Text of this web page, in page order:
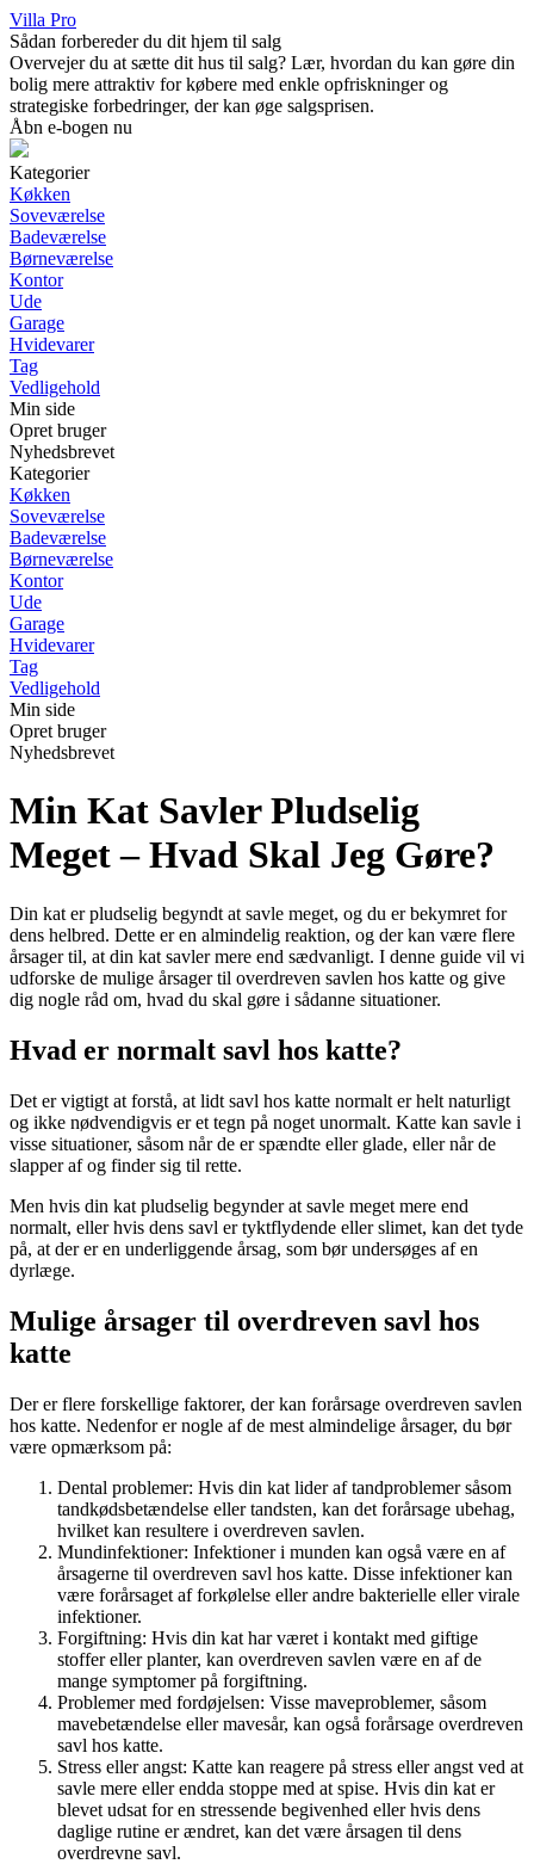
Villa Pro
Sådan forbereder du dit hjem til salg
Overvejer du at sætte dit hus til salg? Lær, hvordan du kan gøre din
bolig mere attraktiv for købere med enkle opfriskninger og
strategiske forbedringer, der kan øge salgsprisen.
Åbn e-bogen nu
Kategorier
Køkken
Soveværelse
Badeværelse
Børneværelse
Kontor
Ude
Garage
Hvidevarer
Tag
Vedligehold
Min side
Opret bruger
Nyhedsbrevet
Kategorier
Køkken
Soveværelse
Badeværelse
Børneværelse
Kontor
Ude
Garage
Hvidevarer
Tag
Vedligehold
Min side
Opret bruger
Nyhedsbrevet
Min Kat Savler Pludselig
Meget – Hvad Skal Jeg Gøre?
Din kat er pludselig begyndt at savle meget, og du er bekymret for
dens helbred. Dette er en almindelig reaktion, og der kan være flere
årsager til, at din kat savler mere end sædvanligt. I denne guide vil vi
udforske de mulige årsager til overdreven savlen hos katte og give
dig nogle råd om, hvad du skal gøre i sådanne situationer.
Hvad er normalt savl hos katte?
Det er vigtigt at forstå, at lidt savl hos katte normalt er helt naturligt
og ikke nødvendigvis er et tegn på noget unormalt. Katte kan savle i
visse situationer, såsom når de er spændte eller glade, eller når de
slapper af og finder sig til rette.
Men hvis din kat pludselig begynder at savle meget mere end
normalt, eller hvis dens savl er tyktflydende eller slimet, kan det tyde
på, at der er en underliggende årsag, som bør undersøges af en
dyrlæge.
Mulige årsager til overdreven savl hos
katte
Der er flere forskellige faktorer, der kan forårsage overdreven savlen
hos katte. Nedenfor er nogle af de mest almindelige årsager, du bør
være opmærksom på:
Dental problemer: Hvis din kat lider af tandproblemer såsom
tandkødsbetændelse eller tandsten, kan det forårsage ubehag,
hvilket kan resultere i overdreven savlen.
Mundinfektioner: Infektioner i munden kan også være en af
årsagerne til overdreven savl hos katte. Disse infektioner kan
være forårsaget af forkølelse eller andre bakterielle eller virale
infektioner.
Forgiftning: Hvis din kat har været i kontakt med giftige
stoffer eller planter, kan overdreven savlen være en af de
mange symptomer på forgiftning.
Problemer med fordøjelsen: Visse maveproblemer, såsom
mavebetændelse eller mavesår, kan også forårsage overdreven
savl hos katte.
Stress eller angst: Katte kan reagere på stress eller angst ved at
savle mere eller endda stoppe med at spise. Hvis din kat er
blevet udsat for en stressende begivenhed eller hvis dens
daglige rutine er ændret, kan det være årsagen til dens
overdrevne savl.